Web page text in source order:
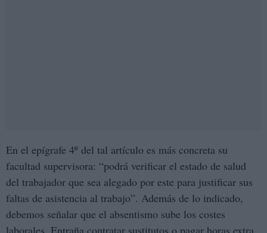
En el epígrafe 4º del tal artículo es más concreta su
facultad supervisora: “podrá verificar el estado de salud
del trabajador que sea alegado por este para justificar sus
faltas de asistencia al trabajo”. Además de lo indicado,
debemos señalar que el absentismo sube los costes
laborales. Entraña contratar sustitutos o pagar horas extra.